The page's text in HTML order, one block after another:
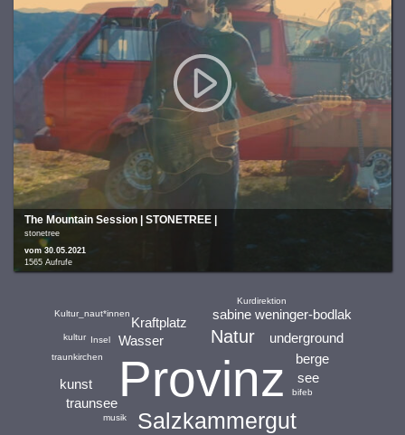
The Mountain Session | STONETREE |
stonetree
vom 30.05.2021
1565 Aufrufe
Provinz
Salzkammergut
Natur
Wasser
Kraftplatz
see
traunsee
berge
sabine weninger-bodlak
underground
kunst
traunkirchen
Kurdirektion
bifeb
Insel
Kultur_naut*innen
musik
kultur